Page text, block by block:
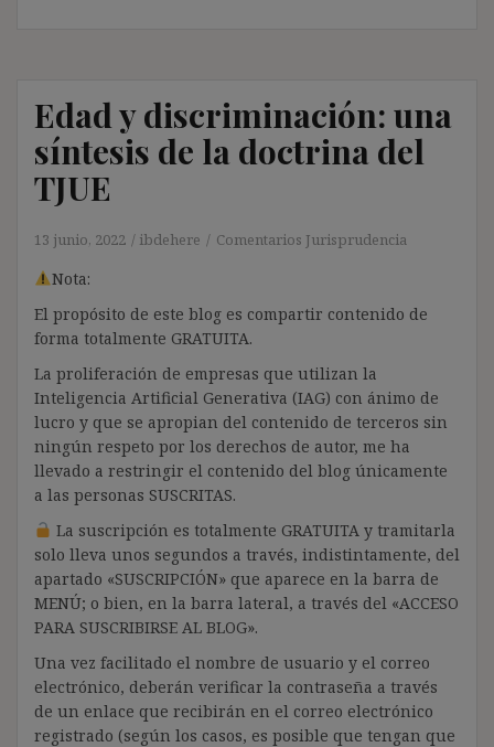
Edad y discriminación: una
síntesis de la doctrina del
TJUE
13 junio, 2022 ibdehere Comentarios Jurisprudencia
Nota:
El propósito de este blog es compartir contenido de
forma totalmente GRATUITA.
La proliferación de empresas que utilizan la
Inteligencia Artificial Generativa (IAG) con ánimo de
lucro y que se apropian del contenido de terceros sin
ningún respeto por los derechos de autor, me ha
llevado a restringir el contenido del blog únicamente
a las personas SUSCRITAS.
La suscripción es totalmente GRATUITA y tramitarla
solo lleva unos segundos a través, indistintamente, del
apartado «SUSCRIPCIÓN» que aparece en la barra de
MENÚ; o bien, en la barra lateral, a través del «ACCESO
PARA SUSCRIBIRSE AL BLOG».
Una vez facilitado el nombre de usuario y el correo
electrónico, deberán verificar la contraseña a través
de un enlace que recibirán en el correo electrónico
registrado (según los casos, es posible que tengan que